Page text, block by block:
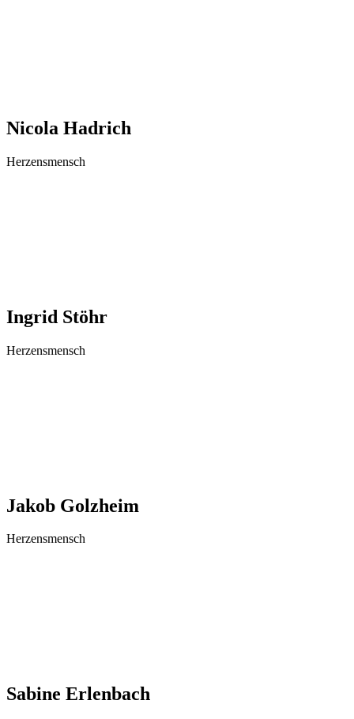
Nicola Hadrich
Herzensmensch
Ingrid Stöhr
Herzensmensch
Jakob Golzheim
Herzensmensch
Sabine Erlenbach